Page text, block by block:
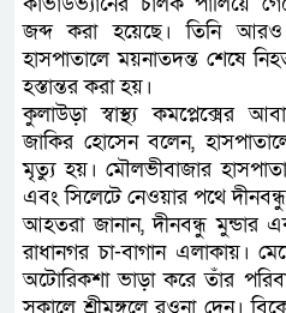
জব্দ করা হয়েছে। তিনি
হাসপাতালে ময়নাতদন্ত শেষে
হস্তান্তর করা হয়।
কুলাউড়া স্বাস্থ্য কমপ্লেক্সের
জাকির হোসেন বলেন,
মৃত্যু হয়। মৌলভীবাজার
এবং সিলেটে নেওয়ার পথে দীনবন্ধু
আহতরা জানান, দীনবন্ধু মুন্ডার
রাধানগর চা-বাগান এলাকায়।
অটোরিকশা ভাড়া করে তাঁর